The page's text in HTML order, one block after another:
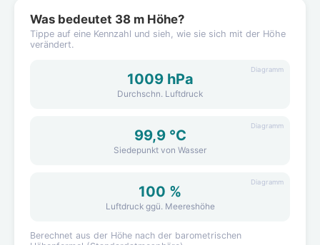
Was bedeutet 38 m Höhe?
Tippe auf eine Kennzahl und sieh, wie sie sich mit der Höhe
verändert.
1009 hPa
Durchschn. Luftdruck
Diagramm
99,9 °C
Siedepunkt von Wasser
Diagramm
100 %
Luftdruck ggü. Meereshöhe
Diagramm
Berechnet aus der Höhe nach der barometrischen